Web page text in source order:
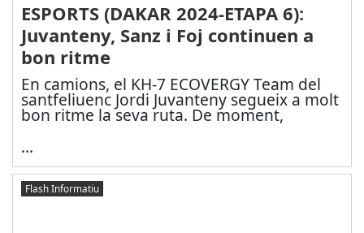
ESPORTS (DAKAR 2024-ETAPA 6):
Juvanteny, Sanz i Foj continuen a
bon ritme
En camions, el KH-7 ECOVERGY Team del
santfeliuenc Jordi Juvanteny segueix a molt
bon ritme la seva ruta. De moment,
...
Flash Informatiu